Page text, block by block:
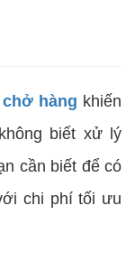
hàng khiến
biết xử lý
cần biết để có
chi phí tối ưu